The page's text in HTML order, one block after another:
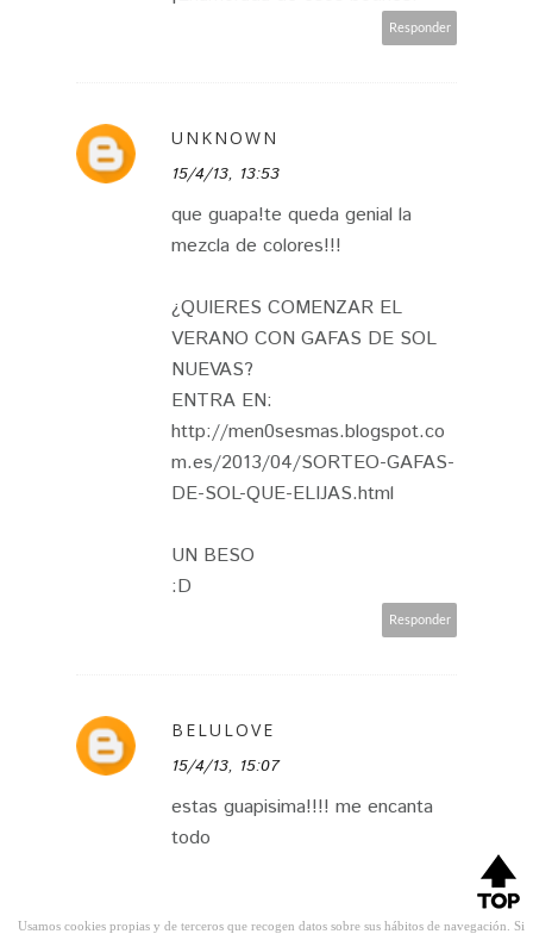
Responder
UNKNOWN
15/4/13, 13:53
que guapa!te queda genial la
mezcla de colores!!!
¿QUIERES COMENZAR EL
VERANO CON GAFAS DE SOL
NUEVAS?
ENTRA EN:
http://men0sesmas.blogspot.co
m.es/2013/04/SORTEO-GAFAS-
DE-SOL-QUE-ELIJAS.html
UN BESO
:D
Responder
BELULOVE
15/4/13, 15:07
estas guapisima!!!! me encanta
todo
Usamos cookies propias y de terceros que recogen datos sobre sus hábitos de navegación. Si